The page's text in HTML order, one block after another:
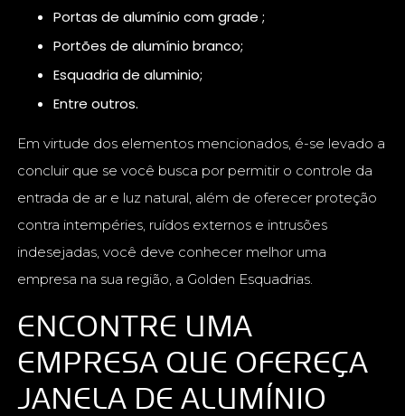
portas de alumínio com grade ;
portões de alumínio branco;
esquadria de aluminio;
entre outros.
Em virtude dos elementos mencionados, é-se levado a
concluir que se você busca por permitir o controle da
entrada de ar e luz natural, além de oferecer proteção
contra intempéries, ruídos externos e intrusões
indesejadas, você deve conhecer melhor uma
empresa na sua região, a Golden Esquadrias.
ENCONTRE UMA
EMPRESA QUE OFEREÇA
JANELA DE ALUMÍNIO